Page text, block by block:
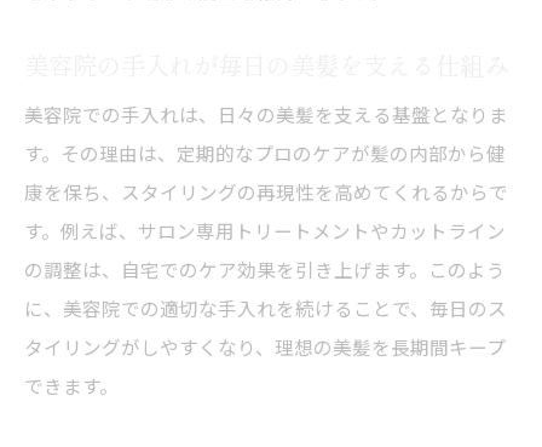
美容院での手入れは、日々の美髪を支える基盤となりま
す。その理由は、定期的なプロのケアが髪の内部から健
康を保ち、スタイリングの再現性を高めてくれるからで
す。例えば、サロン専用トリートメントやカットライン
の調整は、自宅でのケア効果を引き上げます。このよう
に、美容院での適切な手入れを続けることで、毎日のス
タイリングがしやすくなり、理想の美髪を長期間キープ
できます。